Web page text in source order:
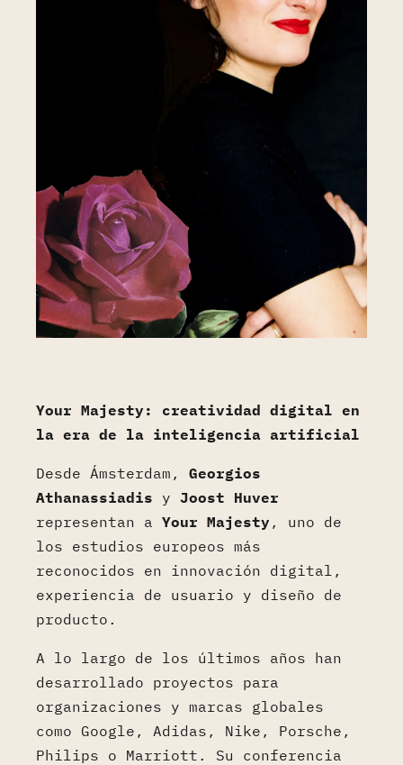
Your Majesty: creatividad digital en
la era de la inteligencia artificial
Desde Ámsterdam, Georgios
Athanassiadis y Joost Huver
representan a Your Majesty , uno de
los estudios europeos más
reconocidos en innovación digital,
experiencia de usuario y diseño de
producto.
A lo largo de los últimos años han
desarrollado proyectos para
organizaciones y marcas globales
como Google, Adidas, Nike, Porsche,
Philips o Marriott. Su conferencia